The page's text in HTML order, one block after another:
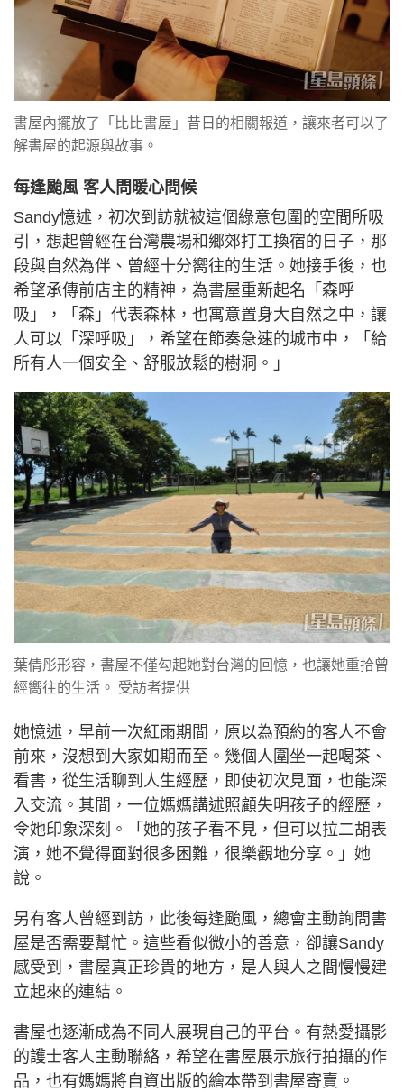
書屋內擺放了「比比書屋」昔日的相關報道，讓來者可以了
解書屋的起源與故事。
每逢颱風 客人問暖心問候
Sandy憶述，初次到訪就被這個綠意包圍的空間所吸
引，想起曾經在台灣農場和鄉郊打工換宿的日子，那
段與自然為伴、曾經十分嚮往的生活。她接手後，也
希望承傳前店主的精神，為書屋重新起名「森呼
吸」，「森」代表森林，也寓意置身大自然之中，讓
人可以「深呼吸」，希望在節奏急速的城市中，「給
所有人一個安全、舒服放鬆的樹洞。」
葉倩彤形容，書屋不僅勾起她對台灣的回憶，也讓她重拾曾
經嚮往的生活。 受訪者提供
她憶述，早前一次紅雨期間，原以為預約的客人不會
前來，沒想到大家如期而至。幾個人圍坐一起喝茶、
看書，從生活聊到人生經歷，即使初次見面，也能深
入交流。其間，一位媽媽講述照顧失明孩子的經歷，
令她印象深刻。「她的孩子看不見，但可以拉二胡表
演，她不覺得面對很多困難，很樂觀地分享。」她
說。
另有客人曾經到訪，此後每逢颱風，總會主動詢問書
屋是否需要幫忙。這些看似微小的善意，卻讓Sandy
感受到，書屋真正珍貴的地方，是人與人之間慢慢建
立起來的連結。
書屋也逐漸成為不同人展現自己的平台。有熱愛攝影
的護士客人主動聯絡，希望在書屋展示旅行拍攝的作
品，也有媽媽將自資出版的繪本帶到書屋寄賣。